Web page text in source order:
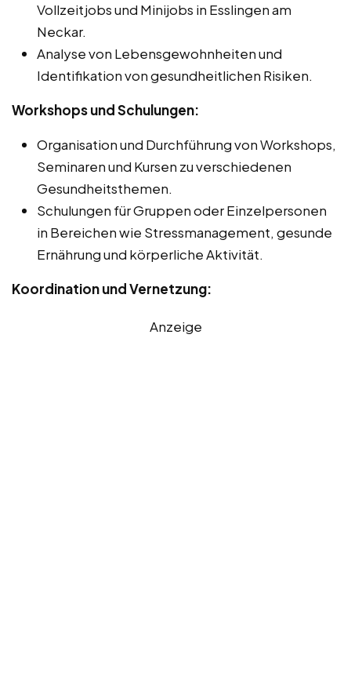
Vollzeitjobs und Minijobs in Esslingen am
Neckar.
Analyse von Lebensgewohnheiten und
Identifikation von gesundheitlichen Risiken.
Workshops und Schulungen:
Organisation und Durchführung von Workshops,
Seminaren und Kursen zu verschiedenen
Gesundheitsthemen.
Schulungen für Gruppen oder Einzelpersonen
in Bereichen wie Stressmanagement, gesunde
Ernährung und körperliche Aktivität.
Koordination und Vernetzung:
Anzeige